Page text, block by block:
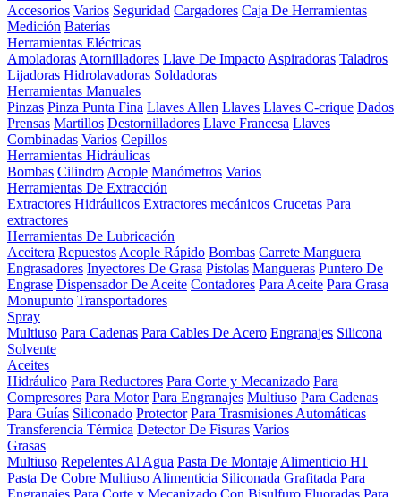
Accesorios Varios Seguridad Cargadores Caja De Herramientas
Medición Baterías
Herramientas Eléctricas
Amoladoras Atornilladores Llave De Impacto Aspiradoras Taladros
Lijadoras Hidrolavadoras Soldadoras
Herramientas Manuales
Pinzas Pinza Punta Fina Llaves Allen Llaves Llaves C-crique Dados
Prensas Martillos Destornilladores Llave Francesa Llaves
Combinadas Varios Cepillos
Herramientas Hidráulicas
Bombas Cilindro Acople Manómetros Varios
Herramientas De Extracción
Extractores Hidráulicos Extractores mecánicos Crucetas Para
extractores
Herramientas De Lubricación
Aceitera Repuestos Acople Rápido Bombas Carrete Manguera
Engrasadores Inyectores De Grasa Pistolas Mangueras Puntero De
Engrase Dispensador De Aceite Contadores Para Aceite Para Grasa
Monupunto Transportadores
Spray
Multiuso Para Cadenas Para Cables De Acero Engranajes Silicona
Solvente
Aceites
Hidráulico Para Reductores Para Corte y Mecanizado Para
Compresores Para Motor Para Engranajes Multiuso Para Cadenas
Para Guías Siliconado Protector Para Trasmisiones Automáticas
Transferencia Térmica Detector De Fisuras Varios
Grasas
Multiuso Repelentes Al Agua Pasta De Montaje Alimenticio H1
Pasta De Cobre Multiuso Alimenticia Siliconada Grafitada Para
Engranajes Para Corte y Mecanizado Con Bisulfuro Fluoradas Para